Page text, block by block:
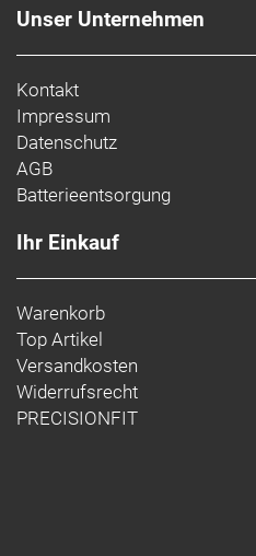
Unser Unternehmen
Kontakt
Impressum
Datenschutz
AGB
Batterieentsorgung
Ihr Einkauf
Warenkorb
Top Artikel
Versandkosten
Widerrufsrecht
PRECISIONFIT